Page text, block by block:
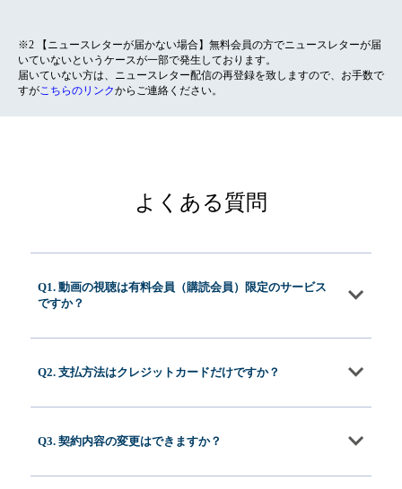
※2 【ニュースレターが届かない場合】無料会員の方でニュースレターが届
いていないというケースが一部で発生しております。
届いていない方は、ニュースレター配信の再登録を致しますので、お手数で
すがこちらのリンクからご連絡ください。
よくある質問
Q1. 動画の視聴は有料会員（購読会員）限定のサービス
ですか？
Q2. 支払方法はクレジットカードだけですか？
Q3. 契約内容の変更はできますか？